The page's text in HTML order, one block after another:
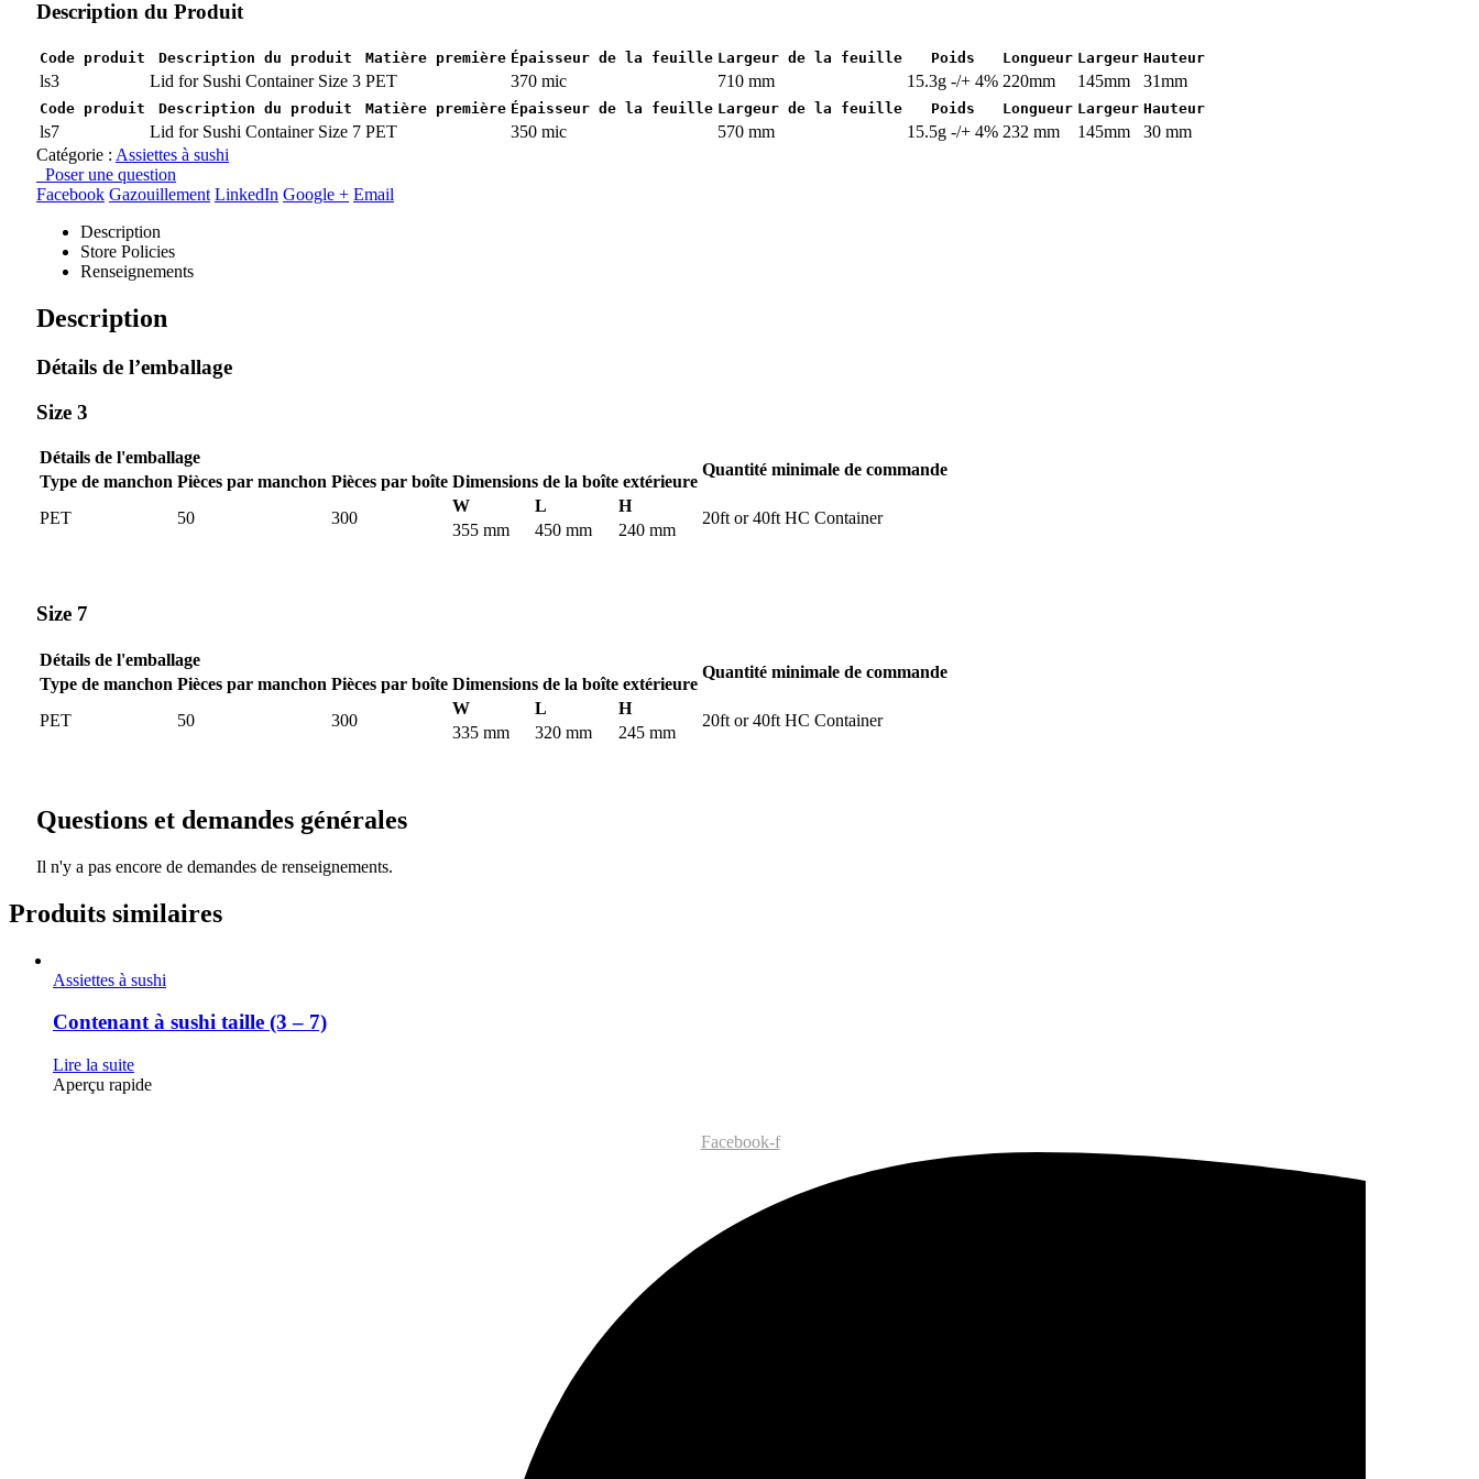
Description du Produit
Code produit Description du produit Matière première Épaisseur de la feuille Largeur de la feuille Poids Longueur Largeur Hauteur
ls3 Lid for Sushi Container Size 3 PET 370 mic 710 mm 15.3g -/+ 4% 220mm 145mm 31mm
Code produit Description du produit Matière première Épaisseur de la feuille Largeur de la feuille Poids Longueur Largeur Hauteur
ls7 Lid for Sushi Container Size 7 PET 350 mic 570 mm 15.5g -/+ 4% 232 mm 145mm
30 mm
Catégorie : Assiettes à sushi
Poser une question
Facebook Gazouillement LinkedIn Google + Email
Description
Store Policies
Renseignements
Description
Détails de l’emballage
Size 3
Détails de l'emballage
Quantité minimale de commande
Type de manchon Pièces par manchon Pièces par boîte Dimensions de la boîte extérieure
PET
50 300
W L H
20ft or 40ft HC Container
355 mm 450 mm 240 mm
Size 7
Détails de l'emballage
Quantité minimale de commande
Type de manchon Pièces par manchon Pièces par boîte Dimensions de la boîte extérieure
PET
50 300
W L H
20ft or 40ft HC Container
335 mm 320 mm 245 mm
Questions et demandes générales
Il n'y a pas encore de demandes de renseignements.
Produits similaires
Assiettes à sushi
Contenant à sushi taille (3 – 7)
Lire la suite
Aperçu rapide
Facebook-f